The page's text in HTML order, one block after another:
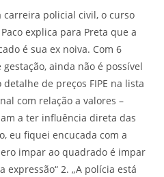
carreira policial civil, o curso
explica para Preta que a
é sua ex noiva. Com 6
ainda não é possível
de preços FIPE na lista
com relação a valores –
a ter influência direta das
eu fiquei encucada com a
impar ao quadrado é impar
2. „A polícia está